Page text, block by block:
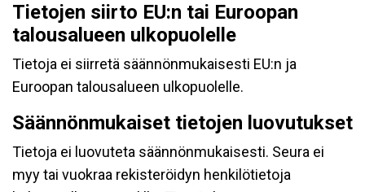
Tietojen siirto EU:n tai Euroopan
talousalueen ulkopuolelle
Tietoja ei siirretä säännönmukaisesti EU:n ja
Euroopan talousalueen ulkopuolelle.
Säännönmukaiset tietojen luovutukset
Tietoja ei luovuteta säännönmukaisesti. Seura ei
myy tai vuokraa rekisteröidyn henkilötietoja